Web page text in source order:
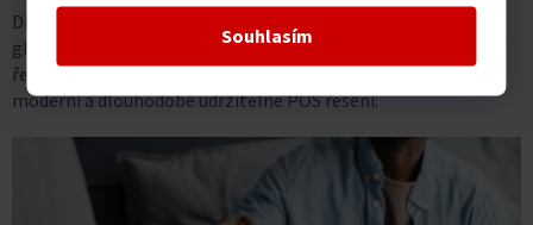
Souhlasím
Díky kombinaci technické vyspělosti, robustního portfolia a
globální působnosti patří LANDI k TOP volbám pro obchodní
řetězce, banky i malé prodejny, které hledají spolehlivé,
moderní a dlouhodobě udržitelné POS řešení.